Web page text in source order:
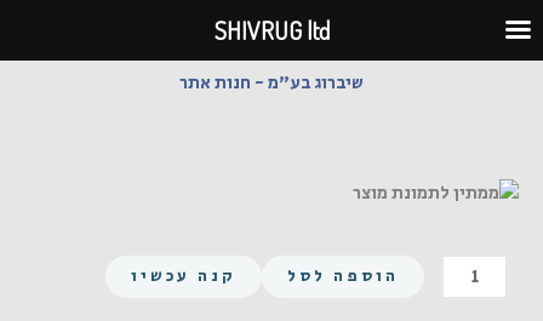
לתוכן
שיברוג בע"מ - חנות אתר
כמות
של
הוספה לסל קנה עכשיו
SHIVRUG ltd